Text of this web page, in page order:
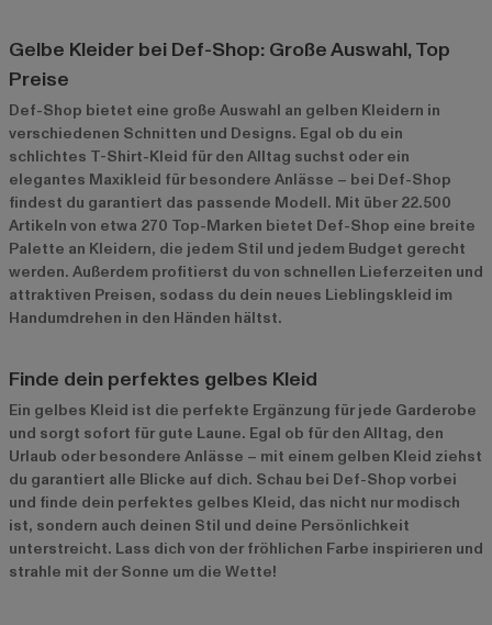
Gelbe Kleider bei Def-Shop: Große Auswahl, Top
Preise
Def-Shop bietet eine große Auswahl an gelben Kleidern in
verschiedenen Schnitten und Designs. Egal ob du ein
schlichtes T-Shirt-Kleid für den Alltag suchst oder ein
elegantes Maxikleid für besondere Anlässe – bei Def-Shop
findest du garantiert das passende Modell. Mit über 22.500
Artikeln von etwa 270 Top-Marken bietet Def-Shop eine breite
Palette an Kleidern, die jedem Stil und jedem Budget gerecht
werden. Außerdem profitierst du von schnellen Lieferzeiten und
attraktiven Preisen, sodass du dein neues Lieblingskleid im
Handumdrehen in den Händen hältst.
Finde dein perfektes gelbes Kleid
Ein gelbes Kleid ist die perfekte Ergänzung für jede Garderobe
und sorgt sofort für gute Laune. Egal ob für den Alltag, den
Urlaub oder besondere Anlässe – mit einem gelben Kleid ziehst
du garantiert alle Blicke auf dich. Schau bei Def-Shop vorbei
und finde dein perfektes gelbes Kleid, das nicht nur modisch
ist, sondern auch deinen Stil und deine Persönlichkeit
unterstreicht. Lass dich von der fröhlichen Farbe inspirieren und
strahle mit der Sonne um die Wette!